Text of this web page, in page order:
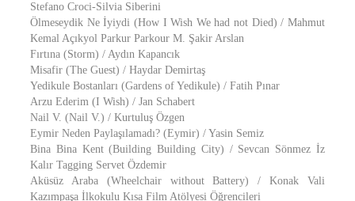
Stefano Croci-Silvia Siberini
Ölmeseydik Ne İyiydi (How I Wish We had not Died) / Mahmut
Kemal Açıkyol Parkur Parkour M. Şakir Arslan
Fırtına (Storm) / Aydın Kapancık
Misafir (The Guest) / Haydar Demirtaş
Yedikule Bostanları (Gardens of Yedikule) / Fatih Pınar
Arzu Ederim (I Wish) / Jan Schabert
Nail V. (Nail V.) / Kurtuluş Özgen
Eymir Neden Paylaşılamadı? (Eymir) / Yasin Semiz
Bina Bina Kent (Building Building City) / Sevcan Sönmez İz
Kalır Tagging Servet Özdemir
Aküsüz Araba (Wheelchair without Battery) / Konak Vali
Kazımpaşa İlkokulu Kısa Film Atölyesi Öğrencileri